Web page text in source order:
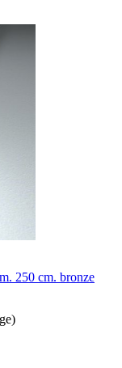
250 cm. bronze